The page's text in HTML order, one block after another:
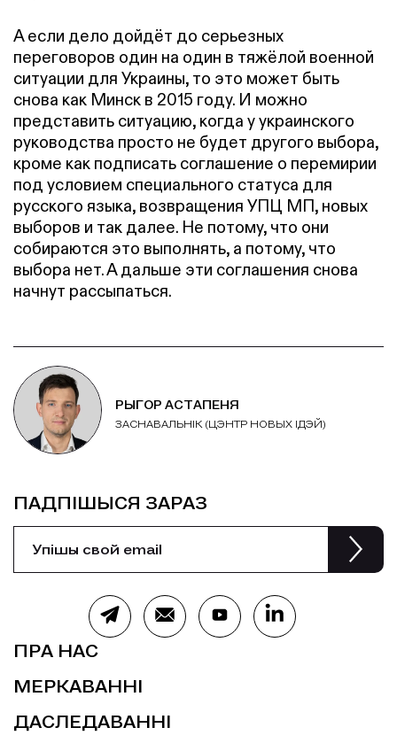
А если дело дойдёт до серьезных
переговоров один на один в тяжёлой военной
ситуации для Украины, то это может быть
снова как Минск в 2015 году. И можно
представить ситуацию, когда у украинского
руководства просто не будет другого выбора,
кроме как подписать соглашение о перемирии
под условием специального статуса для
русского языка, возвращения УПЦ МП, новых
выборов и так далее. Не потому, что они
собираются это выполнять, а потому, что
выбора нет. А дальше эти соглашения снова
начнут рассыпаться.
РЫГОР АСТАПЕНЯ
ЗАСНАВАЛЬНІК (ЦЭНТР НОВЫХ ІДЭЙ)
ПРА НАС
МЕРКАВАННІ
ДАСЛЕДАВАННІ
ПАДПІШЫСЯ ЗАРАЗ